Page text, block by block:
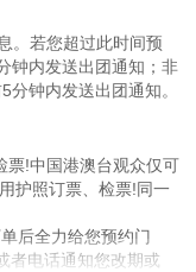
。若您超过此时间预
钟内发送出团通知；非
钟内发送出团通知。
票!中国港澳台观众仅可
护照订票、检票!同一
后全力给您预约门
者电话通知您改期或